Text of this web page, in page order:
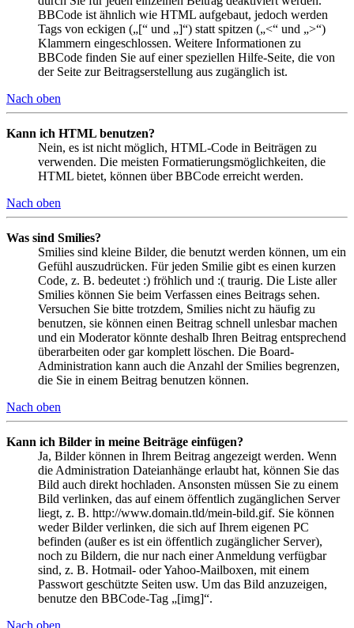
BBCode ist ähnlich wie HTML aufgebaut, jedoch werden
Tags von eckigen („[“ und „]“) statt spitzen („<“ und „>“)
Klammern eingeschlossen. Weitere Informationen zu
BBCode finden Sie auf einer speziellen Hilfe-Seite, die von
der Seite zur Beitragserstellung aus zugänglich ist.
Nach oben
Kann ich HTML benutzen?
Nein, es ist nicht möglich, HTML-Code in Beiträgen zu
verwenden. Die meisten Formatierungsmöglichkeiten, die
HTML bietet, können über BBCode erreicht werden.
Nach oben
Was sind Smilies?
Smilies sind kleine Bilder, die benutzt werden können, um ein
Gefühl auszudrücken. Für jeden Smilie gibt es einen kurzen
Code, z. B. bedeutet :) fröhlich und :( traurig. Die Liste aller
Smilies können Sie beim Verfassen eines Beitrags sehen.
Versuchen Sie bitte trotzdem, Smilies nicht zu häufig zu
benutzen, sie können einen Beitrag schnell unlesbar machen
und ein Moderator könnte deshalb Ihren Beitrag entsprechend
überarbeiten oder gar komplett löschen. Die Board-
Administration kann auch die Anzahl der Smilies begrenzen,
die Sie in einem Beitrag benutzen können.
Nach oben
Kann ich Bilder in meine Beiträge einfügen?
Ja, Bilder können in Ihrem Beitrag angezeigt werden. Wenn
die Administration Dateianhänge erlaubt hat, können Sie das
Bild auch direkt hochladen. Ansonsten müssen Sie zu einem
Bild verlinken, das auf einem öffentlich zugänglichen Server
liegt, z. B. http://www.domain.tld/mein-bild.gif. Sie können
weder Bilder verlinken, die sich auf Ihrem eigenen PC
befinden (außer es ist ein öffentlich zugänglicher Server),
noch zu Bildern, die nur nach einer Anmeldung verfügbar
sind, z. B. Hotmail- oder Yahoo-Mailboxen, mit einem
Passwort geschützte Seiten usw. Um das Bild anzuzeigen,
benutze den BBCode-Tag „[img]“.
Nach oben